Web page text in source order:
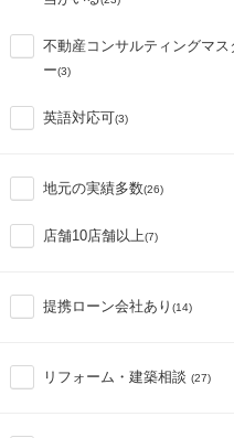
不動産コンサルティングマス
ー(3)
英語対応可(3)
地元の実績多数(26)
店舗10店舗以上(7)
提携ローン会社あり (14)
リフォーム・建築相談 (27)